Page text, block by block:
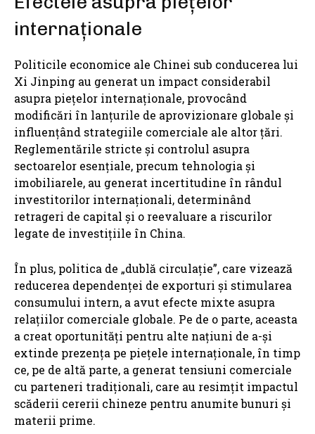
internaționale
Politicile economice ale Chinei sub conducerea lui
Xi Jinping au generat un impact considerabil
asupra piețelor internaționale, provocând
modificări în lanțurile de aprovizionare globale și
influențând strategiile comerciale ale altor țări.
Reglementările stricte și controlul asupra
sectoarelor esențiale, precum tehnologia și
imobiliarele, au generat incertitudine în rândul
investitorilor internaționali, determinând
retrageri de capital și o reevaluare a riscurilor
legate de investițiile în China.
În plus, politica de „dublă circulație”, care vizează
reducerea dependenței de exporturi și stimularea
consumului intern, a avut efecte mixte asupra
relațiilor comerciale globale. Pe de o parte, aceasta
a creat oportunități pentru alte națiuni de a-și
extinde prezența pe piețele internaționale, în timp
ce, pe de altă parte, a generat tensiuni comerciale
cu parteneri tradiționali, care au resimțit impactul
scăderii cererii chineze pentru anumite bunuri și
materii prime.